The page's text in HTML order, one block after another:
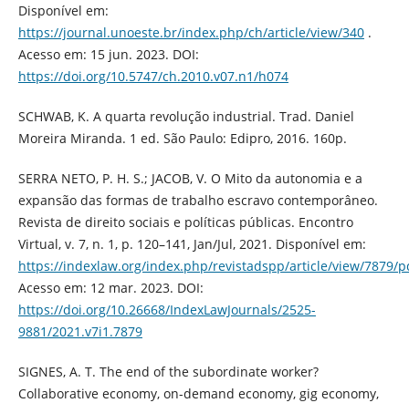
Disponível em:
https://journal.unoeste.br/index.php/ch/article/view/340.
Acesso em: 15 jun. 2023. DOI:
https://doi.org/10.5747/ch.2010.v07.n1/h074
SCHWAB, K. A quarta revolução industrial. Trad. Daniel
Moreira Miranda. 1 ed. São Paulo: Edipro, 2016. 160p.
SERRA NETO, P. H. S.; JACOB, V. O Mito da autonomia e a
expansão das formas de trabalho escravo contemporâneo.
Revista de direito sociais e políticas públicas. Encontro
Virtual, v. 7, n. 1, p. 120–141, Jan/Jul, 2021. Disponível em:
https://indexlaw.org/index.php/revistadspp/article/view/7879/
Acesso em: 12 mar. 2023. DOI:
https://doi.org/10.26668/IndexLawJournals/2525-
9881/2021.v7i1.7879
SIGNES, A. T. The end of the subordinate worker?
Collaborative economy, on-demand economy, gig economy,